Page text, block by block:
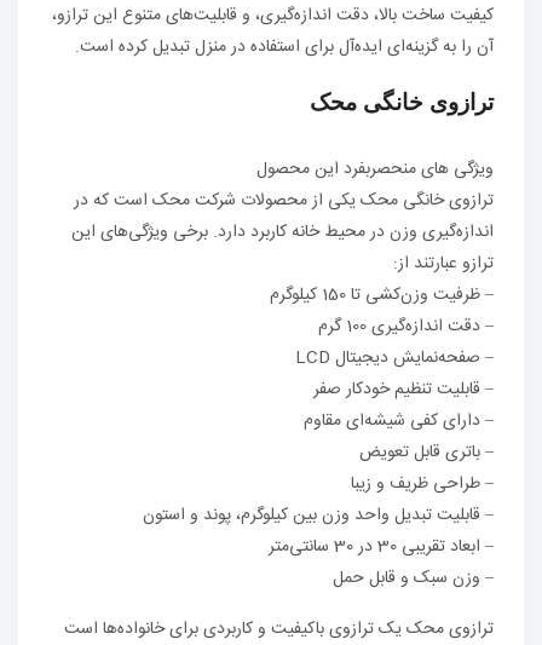
کیفیت ساخت بالا، دقت اندازه‌گیری، و قابلیت‌های متنوع این ترازو،
آن را به گزینه‌ای ایده‌آل برای استفاده در منزل تبدیل کرده است.
ترازوی خانگی محک
ویژگی های منحصربفرد این محصول
ترازوی خانگی محک یکی از محصولات شرکت محک است که در
اندازه‌گیری وزن در محیط خانه کاربرد دارد. برخی ویژگی‌های این
ترازو عبارتند از:
– ظرفیت وزن‌کشی تا 150 کیلوگرم
– دقت اندازه‌گیری 100 گرم
– صفحه‌نمایش دیجیتال LCD
– قابلیت تنظیم خودکار صفر
– دارای کفی شیشه‌ای مقاوم
– باتری قابل تعویض
– طراحی ظریف و زیبا
– قابلیت تبدیل واحد وزن بین کیلوگرم، پوند و استون
– ابعاد تقریبی 30 در 30 سانتی‌متر
– وزن سبک و قابل حمل
ترازوی محک یک ترازوی باکیفیت و کاربردی برای خانواده‌ها است